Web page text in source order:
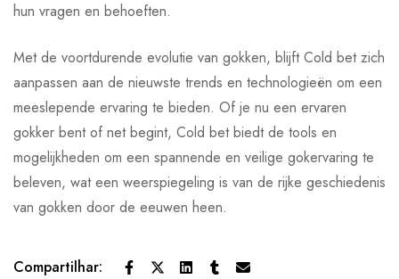
hun vragen en behoeften.
Met de voortdurende evolutie van gokken, blijft Cold bet zich
aanpassen aan de nieuwste trends en technologieën om een
meeslepende ervaring te bieden. Of je nu een ervaren
gokker bent of net begint, Cold bet biedt de tools en
mogelijkheden om een spannende en veilige gokervaring te
beleven, wat een weerspiegeling is van de rijke geschiedenis
van gokken door de eeuwen heen.
Compartilhar: